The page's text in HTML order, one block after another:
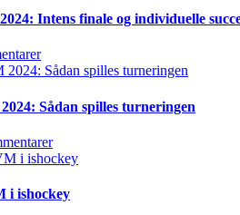
Intens finale og individuelle
Sådan spilles turneringen
i ishockey